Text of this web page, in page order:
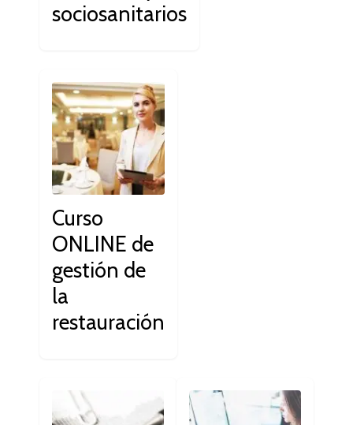
sociosanitarios
Curso
ONLINE de
gestión de
la
restauración